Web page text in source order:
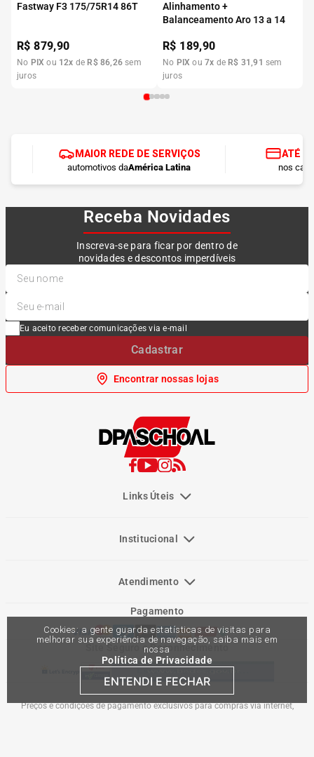
Cookies: a gente guarda estatísticas de visitas para
melhorar sua experiência de navegação, saiba mais em
nossa
Política de Privacidade
ENTENDI E FECHAR
Fastway F3 175/75R14 86T
R$879,90
No PIX ou 12x de R$ 86,26 sem
juros
Alinhamento +
Balanceamento Aro 13 a 14
R$ 189,90
No PIX ou7x de R$ 31 ,91 sem
juros
MAIOR REDE DE SERVIÇOS
automotivos daAmérica Latina
ATÉ
nos
Receba Novidades
Inscreva-se para ficar por dentro de
novidades e descontos imperdíveis
Eu aceito receber comunicações via e-mail
Cadastrar
Encontrar nossas lojas
Links Úteis
Institucional
Atendimento
Pagamento
Site Seguro e Reconhecimento
Preços e condições de pagamento exclusivos para compras via internet,